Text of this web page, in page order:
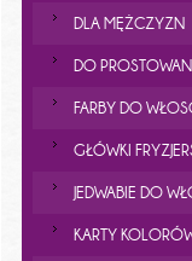
DLA MĘŻCZYZN
DO
FARBY DO
GŁÓWKI
JEDWABIE DO
KARTY